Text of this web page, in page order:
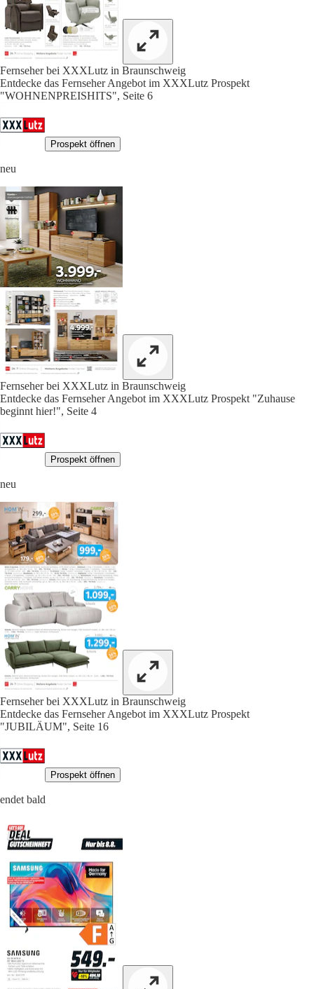
Fernseher bei XXXLutz in Braunschweig
Entdecke das Fernseher Angebot im XXXLutz Prospekt
"WOHNENPREISHITS", Seite 6
Prospekt öffnen
neu
Fernseher bei XXXLutz in Braunschweig
Entdecke das Fernseher Angebot im XXXLutz Prospekt "Zuhause
beginnt hier!", Seite 4
Prospekt öffnen
neu
Fernseher bei XXXLutz in Braunschweig
Entdecke das Fernseher Angebot im XXXLutz Prospekt
"JUBILÄUM", Seite 16
Prospekt öffnen
endet bald